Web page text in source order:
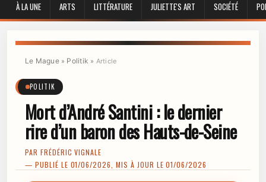
À LA UNE ARTS LITTÉRATURE JULIETTE'S ART SOCIÉTÉ
Le Mague» Politik » Article
POLITIK
Mort d’André Santini : le dernier
rire d’un baron des Hauts-de-Seine
PAR FRÉDÉRIC VIGNALE
— PUBLIÉ LE 01/06/2026, MIS À JOUR LE 01/06/2026